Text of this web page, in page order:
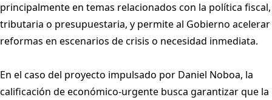
principalmente en temas relacionados con la política fiscal,
tributaria o presupuestaria, y permite al Gobierno acelerar
reformas en escenarios de crisis o necesidad inmediata.
En el caso del proyecto impulsado por Daniel Noboa, la
calificación de económico-urgente busca garantizar que la